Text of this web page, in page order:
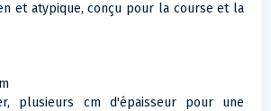
et atypique, conçu pour la course et la
plusieurs cm d'épaisseur pour une